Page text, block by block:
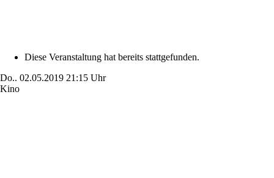
Diese Veranstaltung hat bereits stattgefunden.
Do.. 02.05.2019 21:15 Uhr
Kino